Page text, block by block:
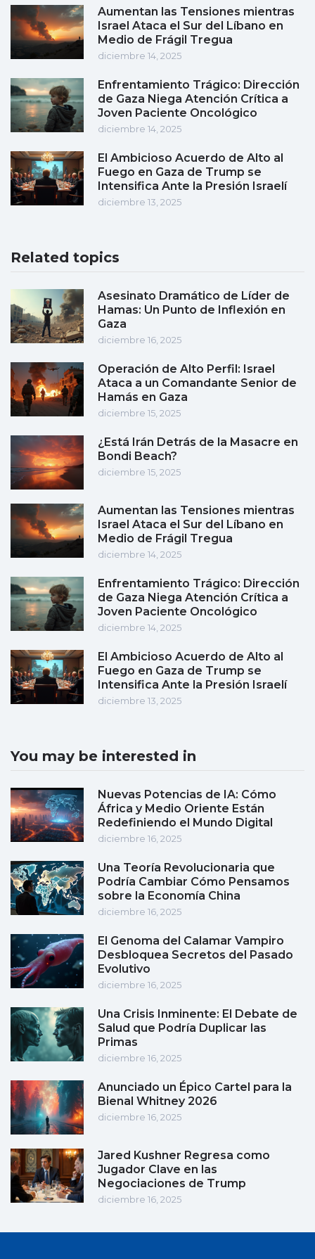
Aumentan las Tensiones mientras
Israel Ataca el Sur del Líbano en
Medio de Frágil Tregua
diciembre 14, 2025
Enfrentamiento Trágico: Dirección
de Gaza Niega Atención Crítica a
Joven Paciente Oncológico
diciembre 14, 2025
El Ambicioso Acuerdo de Alto al
Fuego en Gaza de Trump se
Intensifica Ante la Presión Israelí
diciembre 13, 2025
Related topics
Asesinato Dramático de Líder de
Hamas: Un Punto de Inflexión en
Gaza
diciembre 16, 2025
Operación de Alto Perfil: Israel
Ataca a un Comandante Senior de
Hamás en Gaza
diciembre 15, 2025
¿Está Irán Detrás de la Masacre en
Bondi Beach?
diciembre 15, 2025
Aumentan las Tensiones mientras
Israel Ataca el Sur del Líbano en
Medio de Frágil Tregua
diciembre 14, 2025
Enfrentamiento Trágico: Dirección
de Gaza Niega Atención Crítica a
Joven Paciente Oncológico
diciembre 14, 2025
El Ambicioso Acuerdo de Alto al
Fuego en Gaza de Trump se
Intensifica Ante la Presión Israelí
diciembre 13, 2025
You may be interested in
Nuevas Potencias de IA: Cómo
África y Medio Oriente Están
Redefiniendo el Mundo Digital
diciembre 16, 2025
Una Teoría Revolucionaria que
Podría Cambiar Cómo Pensamos
sobre la Economía China
diciembre 16, 2025
El Genoma del Calamar Vampiro
Desbloquea Secretos del Pasado
Evolutivo
diciembre 16, 2025
Una Crisis Inminente: El Debate de
Salud que Podría Duplicar las
Primas
diciembre 16, 2025
Anunciado un Épico Cartel para la
Bienal Whitney 2026
diciembre 16, 2025
Jared Kushner Regresa como
Jugador Clave en las
Negociaciones de Trump
diciembre 16, 2025